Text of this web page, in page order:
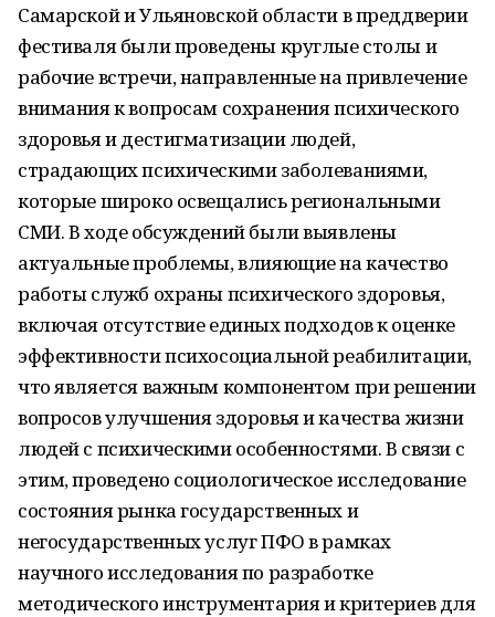
Самарской и Ульяновской области в преддверии
фестиваля были проведены круглые столы и
рабочие встречи, направленные на привлечение
внимания к вопросам сохранения психического
здоровья и дестигматизации людей,
страдающих психическими заболеваниями,
которые широко освещались региональными
СМИ. В ходе обсуждений были выявлены
актуальные проблемы, влияющие на качество
работы служб охраны психического здоровья,
включая отсутствие единых подходов к оценке
эффективности психосоциальной реабилитации,
что является важным компонентом при решении
вопросов улучшения здоровья и качества жизни
людей с психическими особенностями. В связи с
этим, проведено социологическое исследование
состояния рынка государственных и
негосударственных услуг ПФО в рамках
научного исследования по разработке
методического инструментария и критериев для